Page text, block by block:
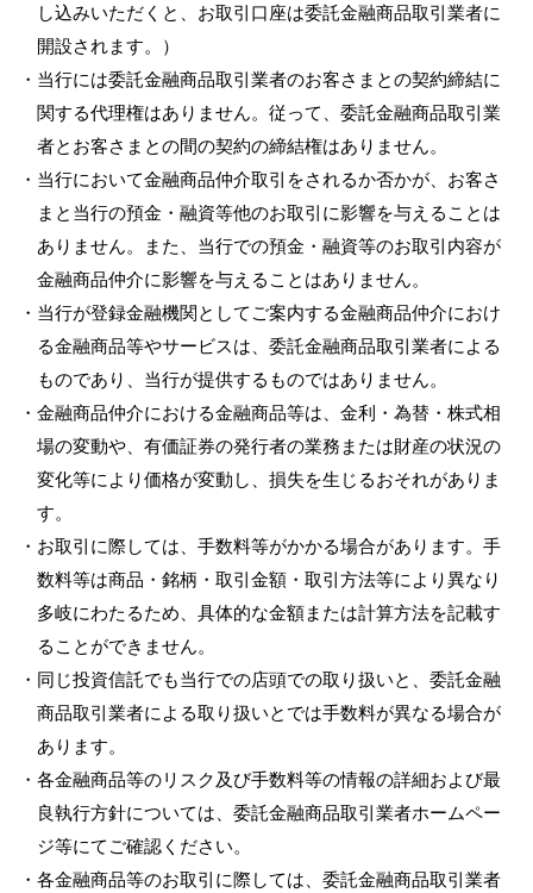
し込みいただくと、お取引口座は委託金融商品取引業者に
開設されます。）
・当行には委託金融商品取引業者のお客さまとの契約締結に
関する代理権はありません。従って、委託金融商品取引業
者とお客さまとの間の契約の締結権はありません。
・当行において金融商品仲介取引をされるか否かが、お客さ
まと当行の預金・融資等他のお取引に影響を与えることは
ありません。また、当行での預金・融資等のお取引内容が
金融商品仲介に影響を与えることはありません。
・当行が登録金融機関としてご案内する金融商品仲介におけ
る金融商品等やサービスは、委託金融商品取引業者による
ものであり、当行が提供するものではありません。
・金融商品仲介における金融商品等は、金利・為替・株式相
場の変動や、有価証券の発行者の業務または財産の状況の
変化等により価格が変動し、損失を生じるおそれがありま
す。
・お取引に際しては、手数料等がかかる場合があります。手
数料等は商品・銘柄・取引金額・取引方法等により異なり
多岐にわたるため、具体的な金額または計算方法を記載す
ることができません。
・同じ投資信託でも当行での店頭での取り扱いと、委託金融
商品取引業者による取り扱いとでは手数料が異なる場合が
あります。
・各金融商品等のリスク及び手数料等の情報の詳細および最
良執行方針については、委託金融商品取引業者ホームペー
ジ等にてご確認ください。
・各金融商品等のお取引に際しては、委託金融商品取引業者